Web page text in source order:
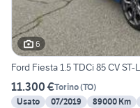
6
Ford Fiesta 1.5 TDCi 85 CV ST-
11.300 €Torino(TO)
Usato
07/2019 89000 Km